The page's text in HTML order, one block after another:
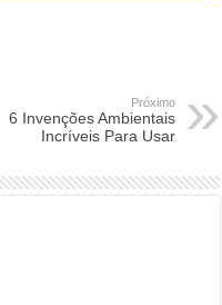
Próximo
6 Invenções Ambientais
Incríveis Para Usar